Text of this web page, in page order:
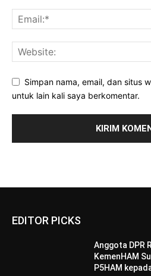
Simpan nama, email, dan situs
untuk lain kali saya berkomentar.
EDITOR PICKS
Anggota DPR
KemenHAM
P5HAM